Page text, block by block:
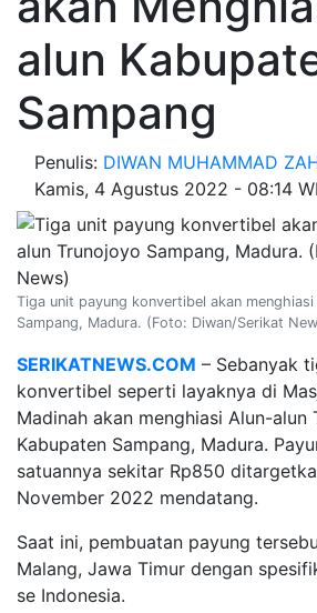
alun
Sampang
Penulis: DIWAN MUHAMMAD
Kamis, 4 Agustus 2022 - 08:14
Tiga unit payung konvertibel akan
Sampang, Madura. (Foto: Diwan/Serikat
SERIKATNEWS.COM – Sebanyak
konvertibel seperti layaknya di
Madinah akan menghiasi Alun-alun
Kabupaten Sampang, Madura.
satuannya sekitar Rp850
November 2022 mendatang.
Saat ini, pembuatan payung
Malang, Jawa Timur dengan
se Indonesia.